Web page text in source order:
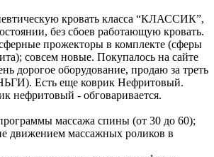
кровать класса “КЛАССИК”,
без сбоев работающую кровать.
прожекторы в комплекте (сферы
совсем новые. Покупалось на сайте
дорогое оборудование, продаю за треть
Есть еще коврик Нефритовый.
нефритовый - обговаривается.
массажа спины (от 30 до 60);
движением массажных роликов в